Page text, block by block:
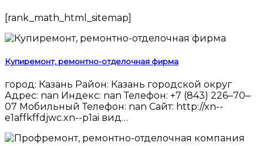
[rank_math_html_sitemap]
Купиремонт, ремонтно-отделочная фирма
город: Казань Район: Казань городской округ
Адрес: nan Индекс: nan Телефон: +7 (843) 226‒70‒
07 Мобильный Телефон: nan Сайт: http://xn--
e1affkffdjwc.xn--p1ai вид…